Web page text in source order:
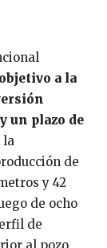
a la
un plazo de
la
de
y 42
de ocho
de